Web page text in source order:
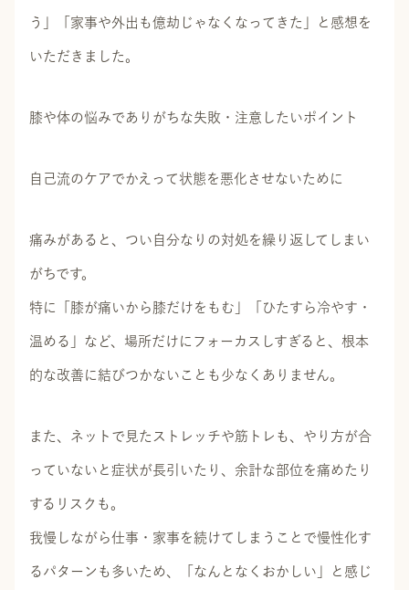
う」「家事や外出も億劫じゃなくなってきた」と感想を
いただきました。
膝や体の悩みでありがちな失敗・注意したいポイント
自己流のケアでかえって状態を悪化させないために
痛みがあると、つい自分なりの対処を繰り返してしまい
がちです。
特に「膝が痛いから膝だけをもむ」「ひたすら冷やす・
温める」など、場所だけにフォーカスしすぎると、根本
的な改善に結びつかないことも少なくありません。
また、ネットで見たストレッチや筋トレも、やり方が合
っていないと症状が長引いたり、余計な部位を痛めたり
するリスクも。
我慢しながら仕事・家事を続けてしまうことで慢性化す
るパターンも多いため、「なんとなくおかしい」と感じ